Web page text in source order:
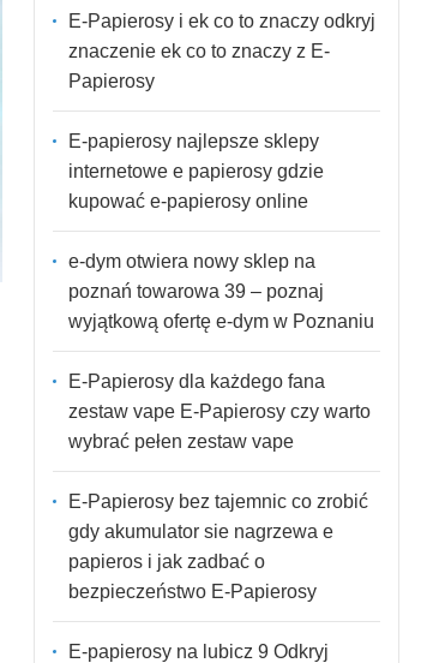
E-Papierosy i ek co to znaczy odkryj
znaczenie ek co to znaczy z E-
Papierosy
E-papierosy najlepsze sklepy
internetowe e papierosy gdzie
kupować e-papierosy online
e-dym otwiera nowy sklep na
poznań towarowa 39 – poznaj
wyjątkową ofertę e-dym w Poznaniu
E-Papierosy dla każdego fana
zestaw vape E-Papierosy czy warto
wybrać pełen zestaw vape
E-Papierosy bez tajemnic co zrobić
gdy akumulator sie nagrzewa e
papieros i jak zadbać o
bezpieczeństwo E-Papierosy
E-papierosy na lubicz 9 Odkryj